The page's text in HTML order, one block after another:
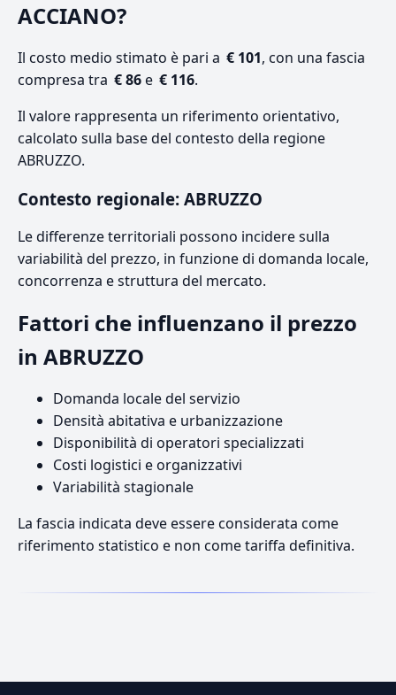
ACCIANO?
Il costo medio stimato è pari a € 101, con una fascia
compresa tra € 86e € 116.
Il valore rappresenta un riferimento orientativo,
calcolato sulla base del contesto della regione
ABRUZZO.
Contesto regionale: ABRUZZO
Le differenze territoriali possono incidere sulla
variabilità del prezzo, in funzione di domanda locale,
concorrenza e struttura del mercato.
Fattori che influenzano il prezzo
in ABRUZZO
Domanda locale del servizio
Densità abitativa e urbanizzazione
Disponibilità di operatori specializzati
Costi logistici e organizzativi
Variabilità stagionale
La fascia indicata deve essere considerata come
riferimento statistico e non come tariffa definitiva.